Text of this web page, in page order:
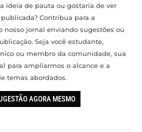
ideia de pauta ou gostaria de ver
Contribua para a
nosso jornal enviando sugestões ou
Seja você estudante,
ou membro da comunidade, sua
para ampliarmos o alcance e a
temas abordados.
AGORA MESMO